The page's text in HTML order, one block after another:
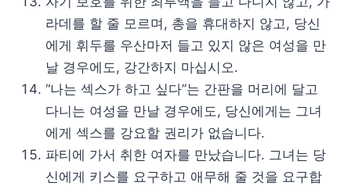
라데를 할 줄 모르며, 총을 휴대하지 않고, 당신
에게 휘두를 우산마저 들고 있지 않은 여성을 만
날 경우에도, 강간하지 마십시오.
“나는 섹스가 하고 싶다”는 간판을 머리에 달고
다니는 여성을 만날 경우에도, 당신에게는 그녀
에게 섹스를 강요할 권리가 없습니다.
파티에 가서 취한 여자를 만났습니다. 그녀는 당
신에게 키스를 요구하고 애무해 줄 것을 요구합